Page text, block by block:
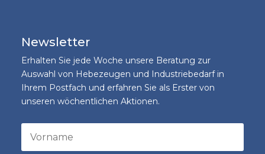
Newsletter
Erhalten Sie jede Woche unsere Beratung zur
Auswahl von Hebezeugen und Industriebedarf in
Ihrem Postfach und erfahren Sie als Erster von
unseren wöchentlichen Aktionen.